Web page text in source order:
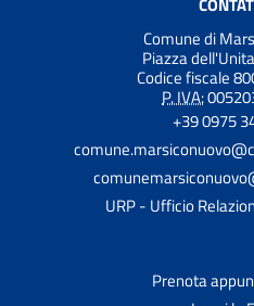
Comune di
Piazza
Codice fiscale
P. IVA:
+39 0975
URP - Ufficio
Prenota